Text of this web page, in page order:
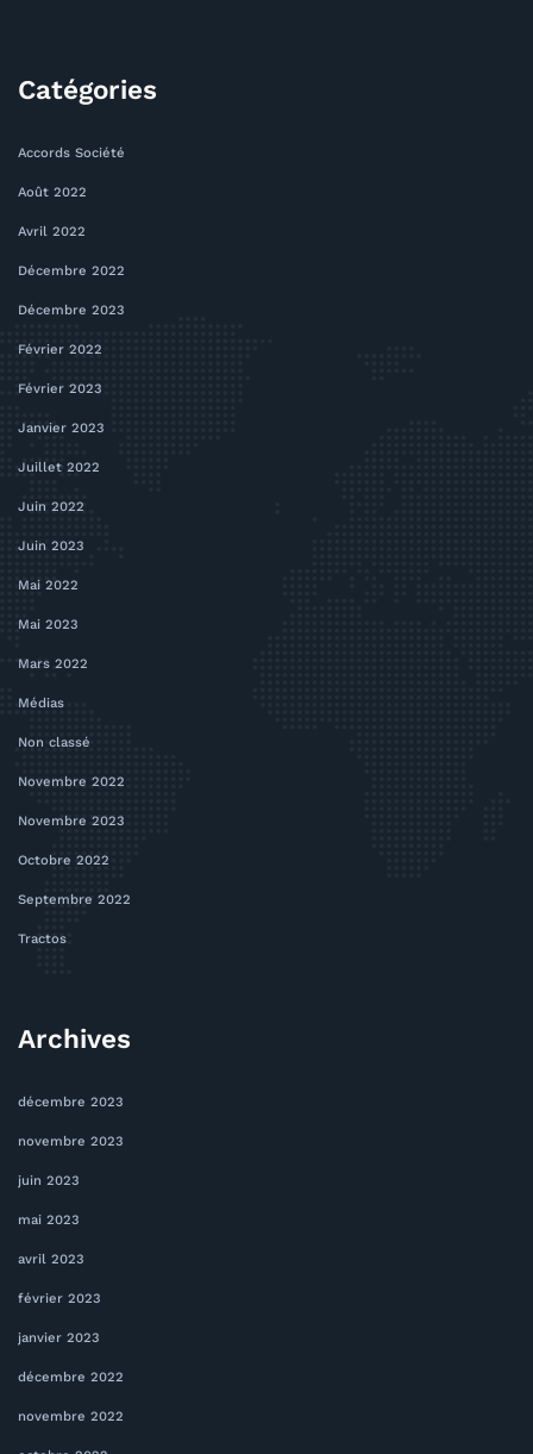
Catégories
Accords Société
Août 2022
Avril 2022
Décembre 2022
Décembre 2023
Février 2022
Février 2023
Janvier 2023
Juillet 2022
Juin 2022
Juin 2023
Mai 2022
Mai 2023
Mars 2022
Médias
Non classé
Novembre 2022
Novembre 2023
Octobre 2022
Septembre 2022
Tractos
Archives
décembre 2023
novembre 2023
juin 2023
mai 2023
avril 2023
février 2023
janvier 2023
décembre 2022
novembre 2022